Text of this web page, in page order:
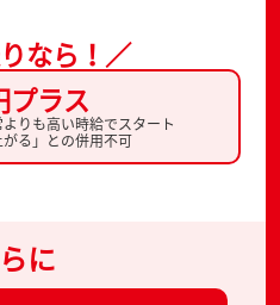
なら！／
プラス
りも高い時給でスタート
る」との併用不可
に